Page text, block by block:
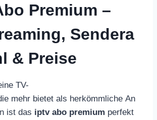
Premium –
Sendera
& Preise
TV-
mehr bietet als herkömmliche An
ist das iptv abo premium perfekt